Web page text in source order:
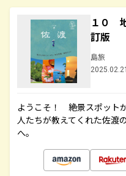
１０
訂版
島旅
ようこそ！ 絶景スポット
人たちが教えてくれた佐渡
へ。